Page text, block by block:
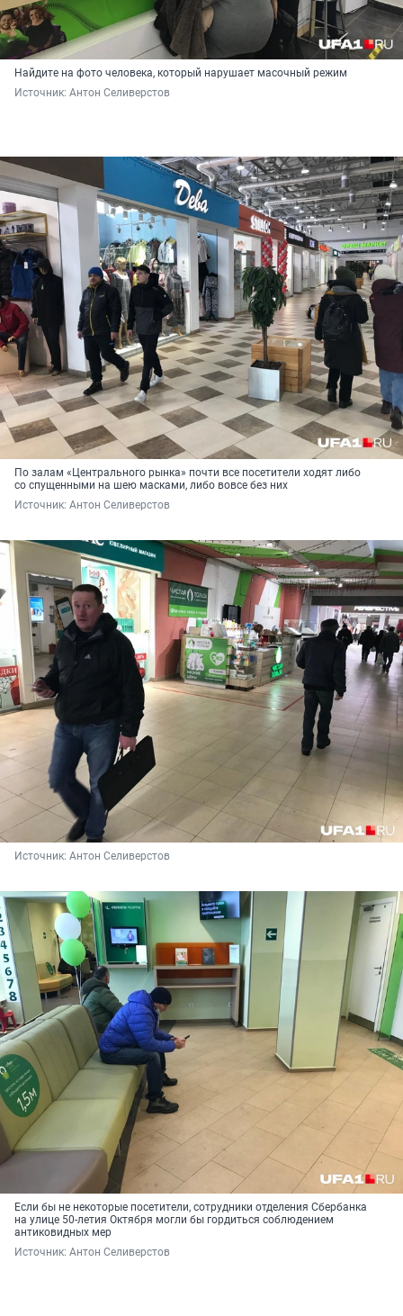
Найдите на фото человека, который нарушает масочный режим
Источник: Антон Селиверстов
По залам «Центрального рынка» почти все посетители ходят либо
со спущенными на шею масками, либо вовсе без них
Источник: Антон Селиверстов
Источник: Антон Селиверстов
Если бы не некоторые посетители, сотрудники отделения Сбербанка
на улице 50-летия Октября могли бы гордиться соблюдением
антиковидных мер
Источник: Антон Селиверстов